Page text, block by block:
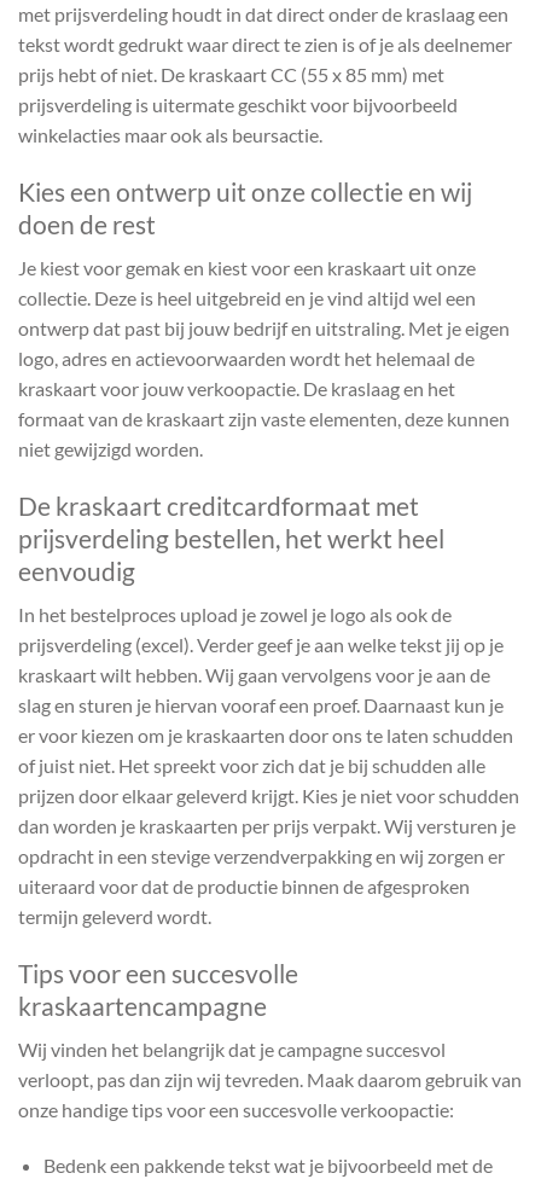
met prijsverdeling houdt in dat direct onder de kraslaag een
tekst wordt gedrukt waar direct te zien is of je als deelnemer
prijs hebt of niet. De kraskaart CC (55 x 85 mm) met
prijsverdeling is uitermate geschikt voor bijvoorbeeld
winkelacties maar ook als beursactie.
Kies een ontwerp uit onze collectie en wij
doen de rest
Je kiest voor gemak en kiest voor een kraskaart uit onze
collectie. Deze is heel uitgebreid en je vind altijd wel een
ontwerp dat past bij jouw bedrijf en uitstraling. Met je eigen
logo, adres en actievoorwaarden wordt het helemaal de
kraskaart voor jouw verkoopactie. De kraslaag en het
formaat van de kraskaart zijn vaste elementen, deze kunnen
niet gewijzigd worden.
De kraskaart creditcardformaat met
prijsverdeling bestellen, het werkt heel
eenvoudig
In het bestelproces upload je zowel je logo als ook de
prijsverdeling (excel). Verder geef je aan welke tekst jij op je
kraskaart wilt hebben. Wij gaan vervolgens voor je aan de
slag en sturen je hiervan vooraf een proef. Daarnaast kun je
er voor kiezen om je kraskaarten door ons te laten schudden
of juist niet. Het spreekt voor zich dat je bij schudden alle
prijzen door elkaar geleverd krijgt. Kies je niet voor schudden
dan worden je kraskaarten per prijs verpakt. Wij versturen je
opdracht in een stevige verzendverpakking en wij zorgen er
uiteraard voor dat de productie binnen de afgesproken
termijn geleverd wordt.
Tips voor een succesvolle
kraskaartencampagne
Wij vinden het belangrijk dat je campagne succesvol
verloopt, pas dan zijn wij tevreden. Maak daarom gebruik van
onze handige tips voor een succesvolle verkoopactie:
Bedenk een pakkende tekst wat je bijvoorbeeld met de